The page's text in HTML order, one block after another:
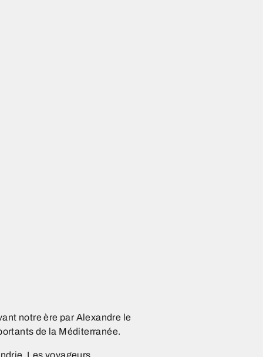
notre ère par Alexandre le
de la Méditerranée.
Les voyageurs